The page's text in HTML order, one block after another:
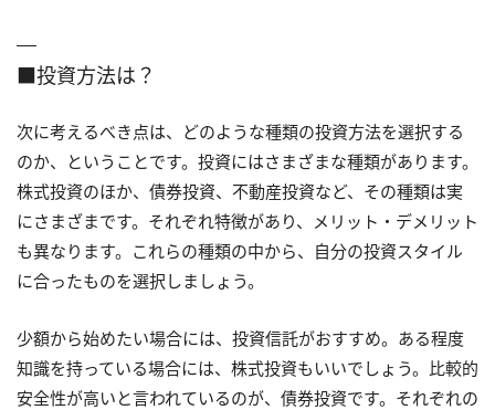
■投資方法は？
次に考えるべき点は、どのような種類の投資方法を選択する
のか、ということです。投資にはさまざまな種類があります。
株式投資のほか、債券投資、不動産投資など、その種類は実
にさまざまです。それぞれ特徴があり、メリット・デメリット
も異なります。これらの種類の中から、自分の投資スタイル
に合ったものを選択しましょう。
少額から始めたい場合には、投資信託がおすすめ。ある程度
知識を持っている場合には、株式投資もいいでしょう。比較的
安全性が高いと言われているのが、債券投資です。それぞれの